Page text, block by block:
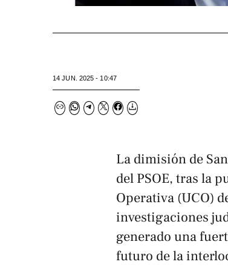
14 JUN. 2025 - 10:47
La dimisión de
del PSOE, tras la
Operativa (UCO)
investigaciones
generado una
futuro de la